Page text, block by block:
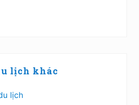
lịch khác
lịch